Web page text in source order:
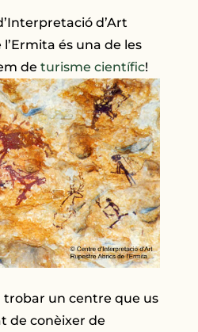
d’Art
és una de les
de turisme científic!
trobar un centre que us
de conèixer de